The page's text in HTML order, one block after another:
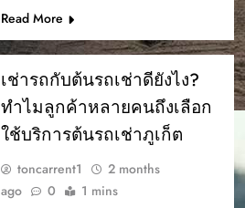
Read More
เช่ารถกับต้นรถเช่าดียังไง?
ทำไมลูกค้าหลายคนถึงเลือก
ใช้บริการต้นรถเช่าภูเก็ต
toncarrent1
2 months
ago
0 1 mins